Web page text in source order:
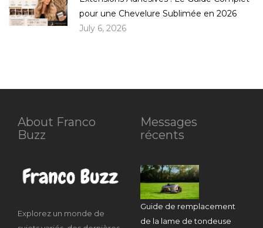
pour une Chevelure Sublimée en 2026
July 6, 2026
About Franco
Buzz
Explorez un monde de
Messages
récents
Guide de remplacement
de la lame de tondeuse